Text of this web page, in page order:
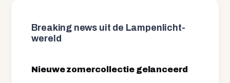
Breaking news uit de Lampenlicht-
wereld
Nieuwe zomercollectie gelanceerd